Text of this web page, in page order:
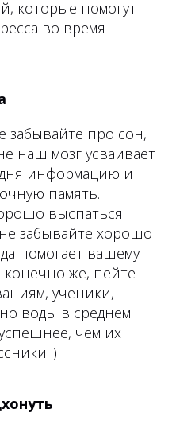
которые помогут
во время
забывайте про сон,
наш мозг усваивает
информацию и
память.
выспаться
забывайте хорошо
помогает вашему
конечно же, пейте
ученики,
воды в среднем
чем их
:)